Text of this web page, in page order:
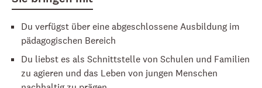
Du verfügst über eine abgeschlossene Ausbildung im
pädagogischen Bereich
Du liebst es als Schnittstelle von Schulen und Familien
zu agieren und das Leben von jungen Menschen